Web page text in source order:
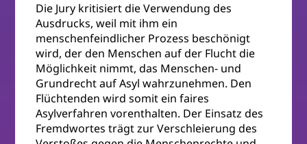
Die Jury kritisiert die Verwendung des
Ausdrucks, weil mit ihm ein
menschenfeindlicher Prozess beschönigt
wird, der den Menschen auf der Flucht die
Möglichkeit nimmt, das Menschen- und
Grundrecht auf Asyl wahrzunehmen. Den
Flüchtenden wird somit ein faires
Asylverfahren vorenthalten. Der Einsatz des
Fremdwortes trägt zur Verschleierung des